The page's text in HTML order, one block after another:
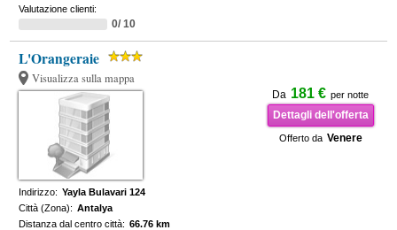
Valutazione clienti:
0/ 10
L'Orangeraie
Visualizza sulla mappa
Da 181 € per notte
Dettagli dell'offerta
Offerto da Venere
Indirizzo: Yayla Bulavari 124
Città (Zona): Antalya
Distanza dal centro città: 66.76 km